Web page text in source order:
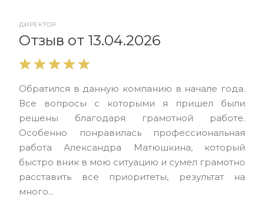
ДИРЕКТОР
Отзыв от 13.04.2026
Обратился в данную компанию в начале года.
Все вопросы с которыми я пришел были
решены благодаря грамотной работе.
Особенно понравилась профессиональная
работа Александра Матюшкина, который
быстро вник в мою ситуацию и сумел грамотно
расставить все приоритеты, результат на
много...